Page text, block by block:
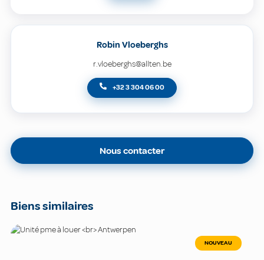
Robin Vloeberghs
r.vloeberghs@allten.be
+32 3 304 06 00
Nous contacter
Biens similaires
NOUVEAU